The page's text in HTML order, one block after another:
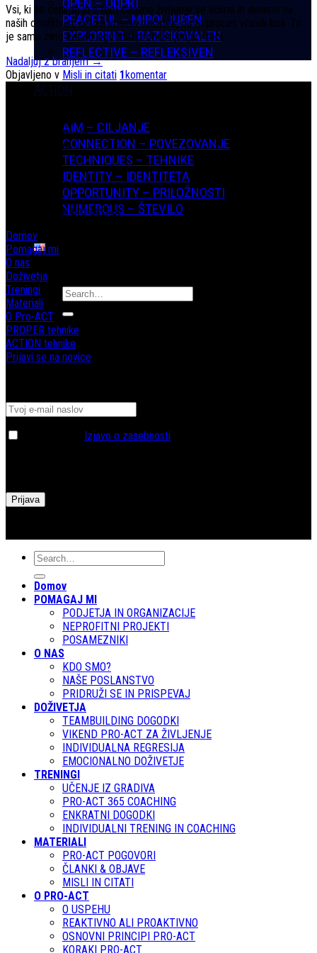
PEACEFUL – MIROLJUBEN
EXPLORING – RAZISKOVALEN
REFLECTIVE – REFLEKSIVEN
ACTION
AIM – CILJANJE
CONNECTION – POVEZOVANJE
TECHNIQUES – TEHNIKE
IDENTITY – IDENTITETA
OPPORTUNITY – PRILOŽNOSTI
NUMEROUS – ŠTEVILO
Vsi, ki se cenimo in s tem cenimo življenje se učimo in delamo na
naših omejitvah, četudi imamo občutek, da ta proces včasih boli. To
je samo zato ker se ego bori proti življenju v tebi.
Nadaljuj z branjem→
Objavljeno v Misli in citati 1komentar
Kontaktirajte nas
Pro-act Akademija
Prešernova 26
Tel: 031780070
Email: info (at) pro-act.net
Domov
Pomagaj mi
O nas
Doživetja
Treningi
Materiali
O Pro-ACT
PROPER tehnike
ACTION tehnike
Prijavi se na novice
Izjavo o zasebnosti
Domov
POMAGAJ MI
PODJETJA IN ORGANIZACIJE
NEPROFITNI PROJEKTI
POSAMEZNIKI
O NAS
KDO SMO?
NAŠE POSLANSTVO
PRIDRUŽI SE IN PRISPEVAJ
DOŽIVETJA
TEAMBUILDING DOGODKI
VIKEND PRO-ACT ZA ŽIVLJENJE
INDIVIDUALNA REGRESIJA
EMOCIONALNO DOŽIVETJE
TRENINGI
UČENJE IZ GRADIVA
PRO-ACT 365 COACHING
ENKRATNI DOGODKI
INDIVIDUALNI TRENING IN COACHING
MATERIALI
PRO-ACT POGOVORI
ČLANKI & OBJAVE
MISLI IN CITATI
O PRO-ACT
O USPEHU
REAKTIVNO ALI PROAKTIVNO
OSNOVNI PRINCIPI PRO-ACT
KORAKI PRO-ACT